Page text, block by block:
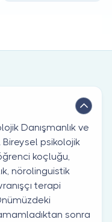
Danışmanlık ve
psikolojik
koçluğu,
nörolinguistik
terapi
sonra